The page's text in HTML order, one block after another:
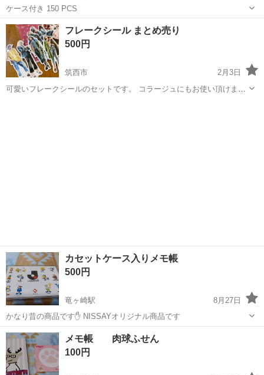
ケース付き 150 PCS
茨城 つくば市 手帳 PCS
フレークシール まとめ売り
500円
筑西市
2月3日
可愛いフレークシールのセットです。 コラージュにもお使い頂けま
カセットケース入りメモ帳
500円
竜ヶ崎駅
8月27日
かなり昔の商品です✋ NISSAYオリジナル商品です
茨城 龍ケ崎市 竜ヶ崎駅
メモ帳 肉球ふせん
100円